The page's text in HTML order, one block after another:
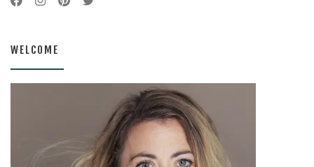
WELCOME